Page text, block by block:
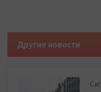
Другие новости